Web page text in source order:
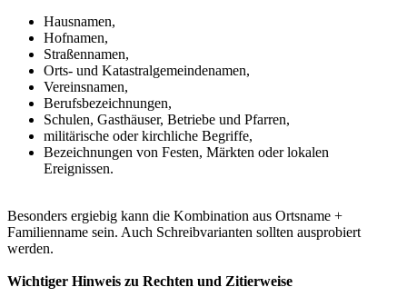
Hausnamen,
Hofnamen,
Straßennamen,
Orts- und Katastralgemeindenamen,
Vereinsnamen,
Berufsbezeichnungen,
Schulen, Gasthäuser, Betriebe und Pfarren,
militärische oder kirchliche Begriffe,
Bezeichnungen von Festen, Märkten oder lokalen
Ereignissen.
Besonders ergiebig kann die Kombination aus Ortsname +
Familienname sein. Auch Schreibvarianten sollten ausprobiert
werden.
Wichtiger Hinweis zu Rechten und Zitierweise